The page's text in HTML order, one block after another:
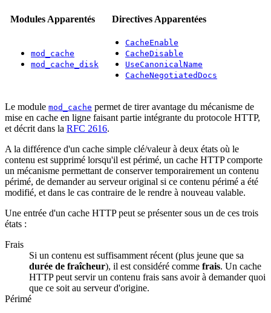
Modules Apparentés Directives Apparentées
mod_cache
mod_cache_disk
CacheEnable
CacheDisable
UseCanonicalName
CacheNegotiatedDocs
Le module mod_cache permet de tirer avantage du mécanisme de
mise en cache en ligne faisant partie intégrante du protocole HTTP,
et décrit dans la RFC 2616.
A la différence d'un cache simple clé/valeur à deux états où le
contenu est supprimé lorsqu'il est périmé, un cache HTTP comporte
un mécanisme permettant de conserver temporairement un contenu
périmé, de demander au serveur original si ce contenu périmé a été
modifié, et dans le cas contraire de le rendre à nouveau valable.
Une entrée d'un cache HTTP peut se présenter sous un de ces trois
états :
Frais
Si un contenu est suffisamment récent (plus jeune que sa
durée de fraîcheur), il est considéré comme frais. Un cache
HTTP peut servir un contenu frais sans avoir à demander quoi
que ce soit au serveur d'origine.
Périmé